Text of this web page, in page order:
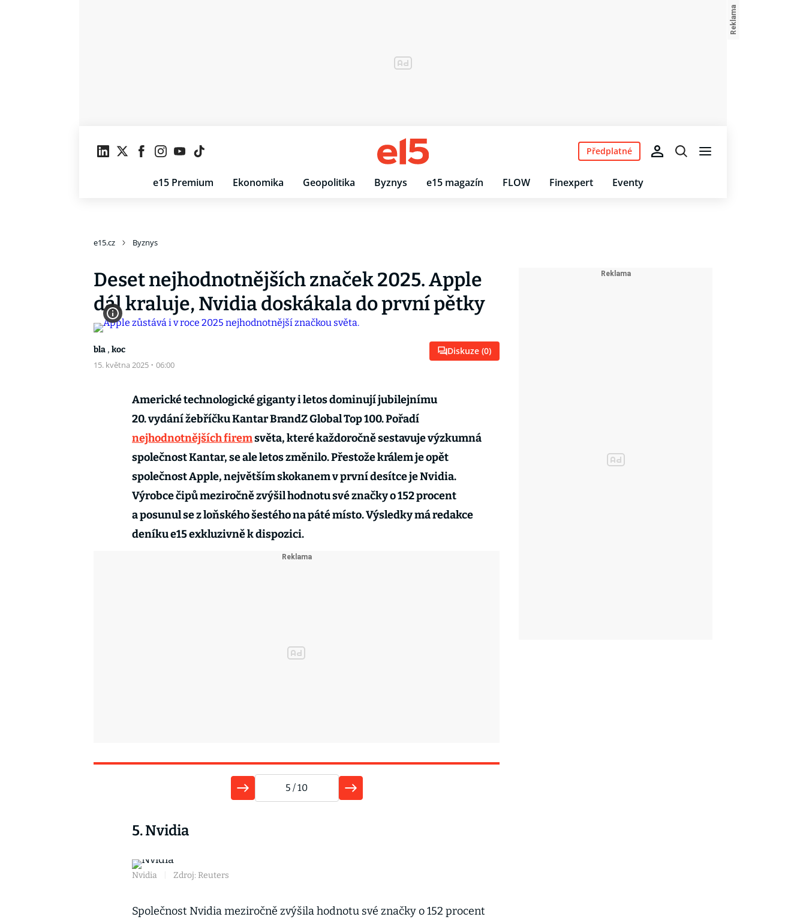
e15 Premium Ekonomika Geopolitika Byznys e15 magazín FLOW Finexpert Eventy
Předplatné
e15.cz Byznys
Deset nejhodnotnějších značek 2025. Apple
dál kraluje, Nvidia doskákala do první pětky
bla , koc
15. května 2025 · 06:00
Diskuze (0)
Americké technologické giganty i letos dominují jubilejnímu
20. vydání žebříčku Kantar BrandZ Global Top 100. Pořadí
nejhodnotnějších firemsvěta, které každoročně sestavuje výzkumná
společnost Kantar, se ale letos změnilo. Přestože králem je opět
společnost Apple, největším skokanem v první desítce je Nvidia.
Výrobce čipů meziročně zvýšil hodnotu své značky o 152 procent
a posunul se z loňského šestého na páté místo. Výsledky má redakce
deníku e15 exkluzivně k dispozici.
5 / 10
5. Nvidia
Nvidia Zdroj: Reuters
Společnost Nvidia meziročně zvýšila hodnotu své značky o 152 procent